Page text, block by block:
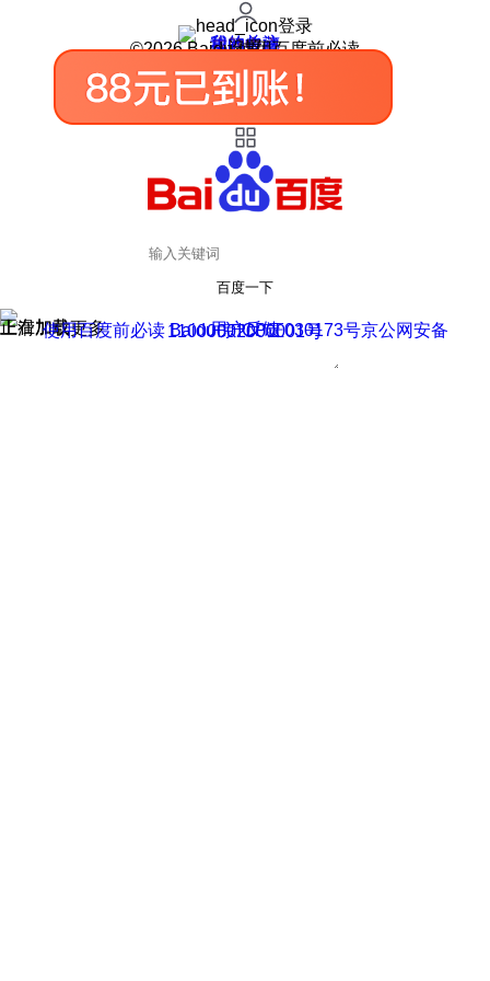
登录
我的关注
我的收藏
皮肤中心
用户反馈
设置
©2026 Baidu 使用百度前必读
百度一下
正在加载
上滑加载更多 用户反馈
使用百度前必读 Baidu 京ICP证030173号
京公网安备11000002000001号